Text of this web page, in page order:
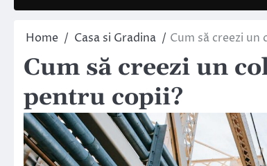
Home Casa si Gradina Cum să creezi
Cum să creezi un
pentru copii?